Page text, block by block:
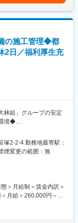
康増進によりモチベー
基本給の改定、賞与
るほど高い技術力を
などの既存顧客に対
、一部メンテナンス業
においては営業アシス
件～10数件ほどで
Ｔ教育です。その
含めた表記です。
の施工管理◆都
2日／福利厚生充
林組」グループの安定
境◆
当します／
ます。平均年齢34.5歳
間、有給取得は平均
ありません。
す。育休取得実績あ
塚2-2-4 勤務地最寄駅：
煙変更の範囲：無
＞月給制＜賃金内訳＞
月給＞260,000円～